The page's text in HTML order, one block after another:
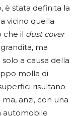
è stata definita la
vicino quella
che il dust cover
ma
a causa della
molla di
risultano
anzi, con una
automobile